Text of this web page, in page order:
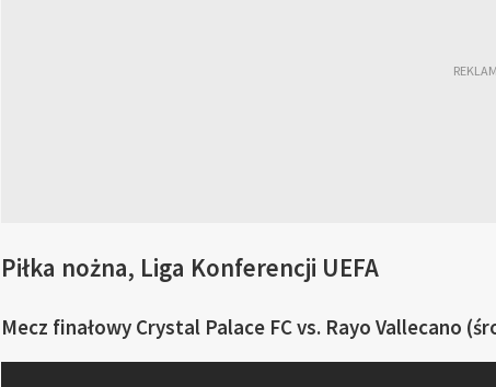
Piłka nożna, Liga Konferencji UEFA
Mecz finałowy Crystal Palace FC vs. Rayo Vallecano